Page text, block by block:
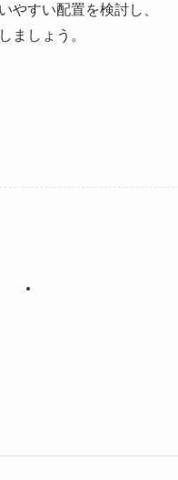
やすい配置を検討し、
ましょう。